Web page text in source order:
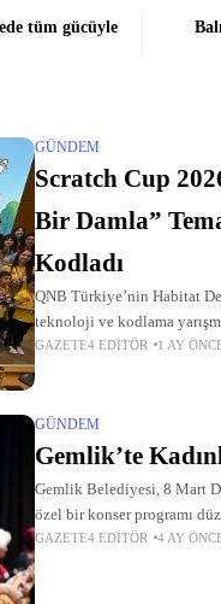
tüm gücüyle
GÜNDEM
Scratch Cup
Bir Damla”
Kodladı
QNB Türkiye’nin Habitat
teknoloji ve kodlama
GAZETE4 EDITÖR 1 AY
GÜNDEM
Gemlik’te
Gemlik Belediyesi, 8 Mart
özel bir konser programı
GAZETE4 EDITÖR 4 AY